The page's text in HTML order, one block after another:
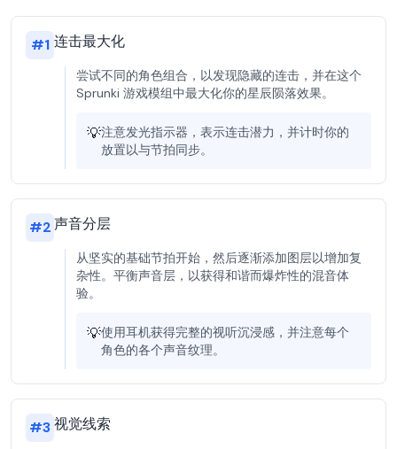
#1 连击最大化
尝试不同的角色组合，以发现隐藏的连击，并在这个
Sprunki 游戏模组中最大化你的星辰陨落效果。
💡注意发光指示器，表示连击潜力，并计时你的
放置以与节拍同步。
#2声音分层
从坚实的基础节拍开始，然后逐渐添加图层以增加复
杂性。平衡声音层，以获得和谐而爆炸性的混音体
验。
💡使用耳机获得完整的视听沉浸感，并注意每个
角色的各个声音纹理。
#3视觉线索